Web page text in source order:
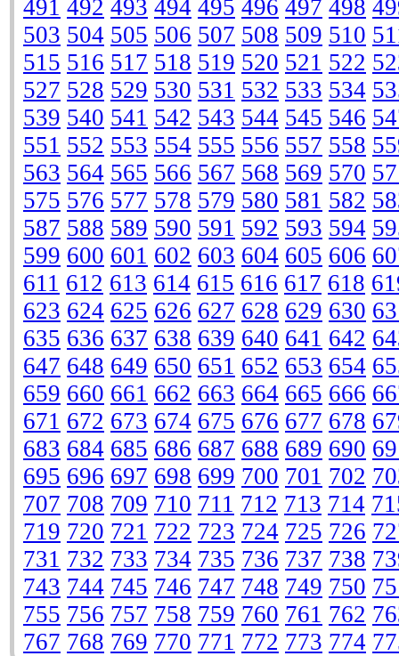
491 492 493 494 495 496 497 498
503 504 505 506 507 508 509 510
515 516 517 518 519 520 521 522
527 528 529 530 531 532 533 534
539 540 541 542 543 544 545 546
551 552 553 554 555 556 557 558
563 564 565 566 567 568 569 570
575 576 577 578 579 580 581 582
587 588 589 590 591 592 593 594
599 600 601 602 603 604 605 606
611 612 613 614 615 616 617 618
623 624 625 626 627 628 629 630
635 636 637 638 639 640 641 642
647 648 649 650 651 652 653 654
659 660 661 662 663 664 665 666
671 672 673 674 675 676 677 678
683 684 685 686 687 688 689 690
695 696 697 698 699 700 701 702
707 708 709 710 711 712 713 714
719 720 721 722 723 724 725 726
731 732 733 734 735 736 737 738
743 744 745 746 747 748 749 750
755 756 757 758 759 760 761 762
767 768 769 770 771 772 773 774